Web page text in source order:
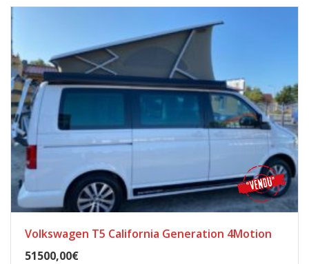
Volkswagen T5 California Generation 4Motion
51500,00€